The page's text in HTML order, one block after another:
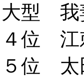
大型 我
４位 江
５位 太